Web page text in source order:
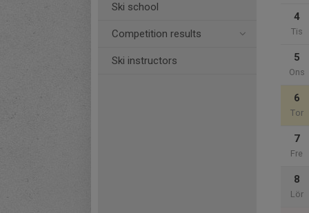
Ski school
Competition results
Ski instructors
4
Tis
5
Ons
6
Tor
7
Fre
8
Lör